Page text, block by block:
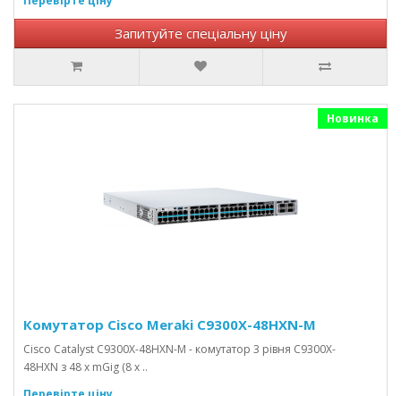
Запитуйте спеціальну ціну
Новинка
Комутатор Cisco Meraki C9300X-48HXN-M
Cisco Catalyst C9300X-48HXN-M - комутатор 3 рівня C9300X-
48HXN з 48 х mGig (8 x ..